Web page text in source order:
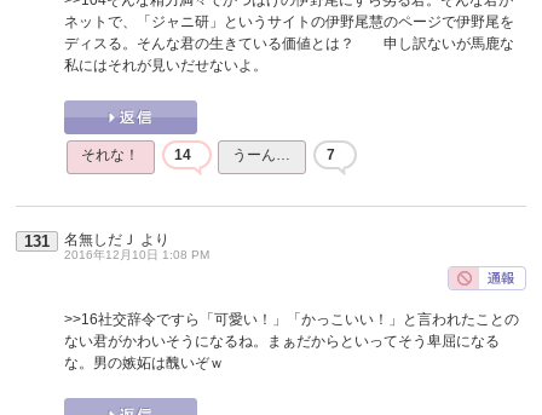
ネットで、「ジャニ研」というサイトの伊野尾慧のページで伊野尾を
ディスる。そんな君の生きている価値とは？ 申し訳ないが馬鹿な
私にはそれが見いだせないよ。
それな！ 14 うーん… 7
131 名無しだＪ より
2016年12月10日 1:08 PM
>>16社交辞令ですら「可愛い！」「かっこいい！」と言われたことの
ない君がかわいそうになるね。まぁだからといってそう卑屈になる
な。男の嫉妬は醜いぞｗ